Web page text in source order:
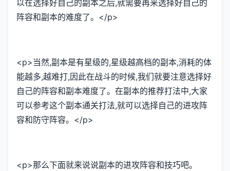
以在选择好自己的副本之后,就需要再来选择好自己的
阵容和副本的难度了。</p>
<p>当然,副本是有星级的,星级越高档的副本,消耗的体
能越多,越难打,因此在战斗的时候,我们就要注意选择好
自己的阵容和副本难度了。在副本的推荐打法中,大家
可以参考这个副本通关打法,就可以选择自己的进攻阵
容和防守阵容。</p>
<p>那么下面就来说说副本的进攻阵容和技巧吧。